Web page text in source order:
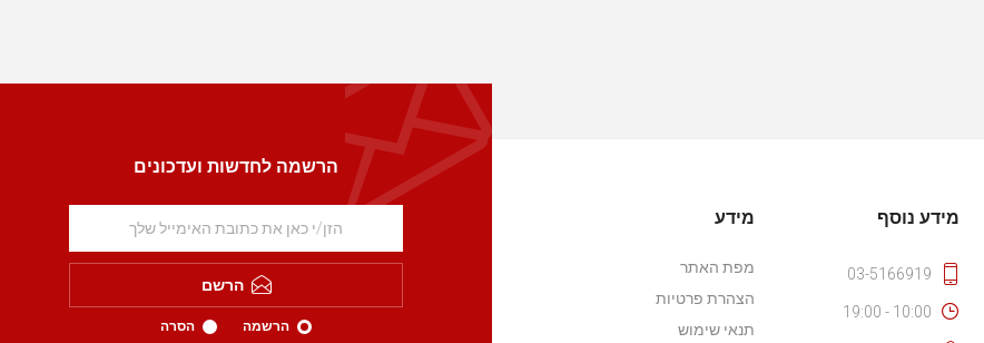
הרשמה לחדשות ועדכונים
הרשם
הרשמה הסרה
מידע נוסף
03-5166919
10:00 - 19:00
מידע
מפת האתר
הצהרת פרטיות
תנאי שימוש